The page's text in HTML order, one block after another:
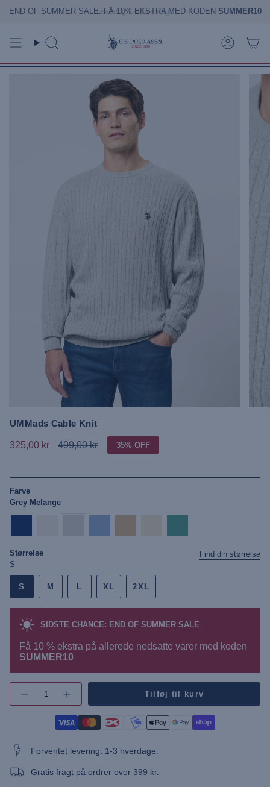
END OF SUMMER SALE: FÅ 10% EKSTRA MED KODEN SUMMER10
Søg Konto
UMMads Cable Knit
325,00 kr 499,00 kr 35% OFF
Farve
Grey Melange
Størrelse
Find din størrelse
S
S M L XL 2XL
SIDSTE CHANCE: END OF SUMMER SALE
Få 10 % ekstra på allerede nedsatte varer med koden
SUMMER10
"decrease"=>"",
"multiples_of"=>"",
"minimum_of"=>"",
"maximum_of"=>""}
antallet
knap
-
Knit"
Tilføj til kurv
Forventet levering: 1-3 hverdage.
Gratis fragt på ordrer over 399 kr.